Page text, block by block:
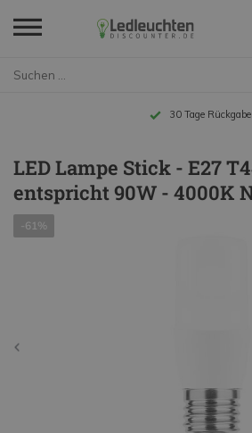
Bis zu 10
LED Lampe Stick - E27
entspricht 90W - 4000K
-61%